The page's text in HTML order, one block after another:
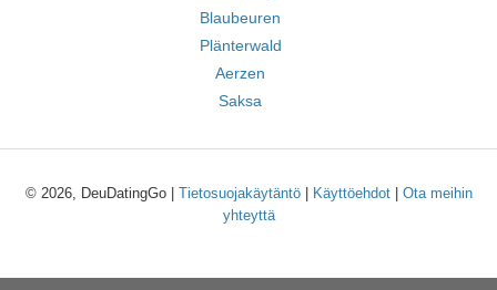
Blaubeuren
Plänterwald
Aerzen
Saksa
© 2026, DeuDatingGo | Tietosuojakäytäntö| Käyttöehdot| Ota meihin
yhteyttä